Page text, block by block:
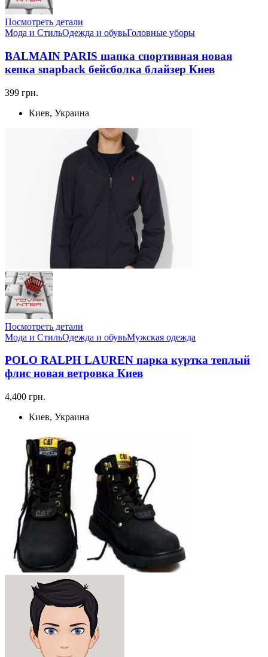
Посмотреть детали
Мода и СтильОдежда и обувьГоловные уборы
BALMAIN PARIS шапка спортивная новая
кепка snapback бейсболка блайзер Киев
399 грн.
Киев, Украина
Посмотреть детали
Мода и СтильОдежда и обувьМужская одежда
POLO RALPH LAUREN парка куртка теплый
флис новая ветровка Киев
4,400 грн.
Киев, Украина